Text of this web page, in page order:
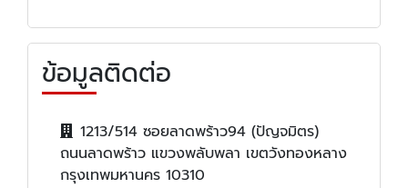
ข้อมูลติดต่อ
1213/514 ซอยลาดพร้าว94 (ปัญจมิตร)
ถนนลาดพร้าว แขวงพลับพลา เขตวังทองหลาง
กรุงเทพมหานคร 10310